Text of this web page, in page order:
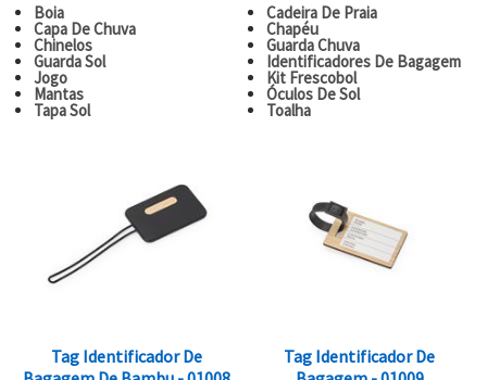
Boia
Cadeira De Praia
Capa De Chuva Chapéu
Chinelos Guarda Chuva
Guarda Sol Identificadores De Bagagem
Jogo Kit Frescobol
Mantas Óculos De Sol
Tapa Sol Toalha
Tag Identificador De
Tag Identificador De